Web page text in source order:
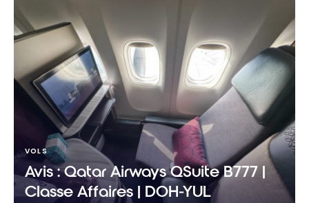
VOLS
Avis : Qatar Airways QSuite B777 |
Classe Affaires | DOH-YUL